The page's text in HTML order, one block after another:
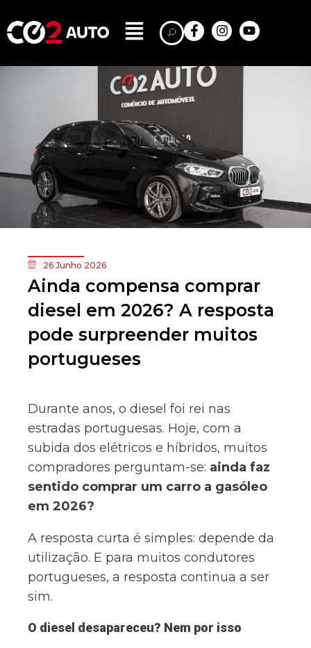
26 Junho 2026
Ainda compensa comprar
diesel em 2026? A resposta
pode surpreender muitos
portugueses
Durante anos, o diesel foi rei nas
estradas portuguesas. Hoje, com a
subida dos elétricos e híbridos, muitos
compradores perguntam-se: ainda faz
sentido comprar um carro a gasóleo
em 2026?
A resposta curta é simples: depende da
utilização. E para muitos condutores
portugueses, a resposta continua a ser
sim.
O diesel desapareceu? Nem por isso